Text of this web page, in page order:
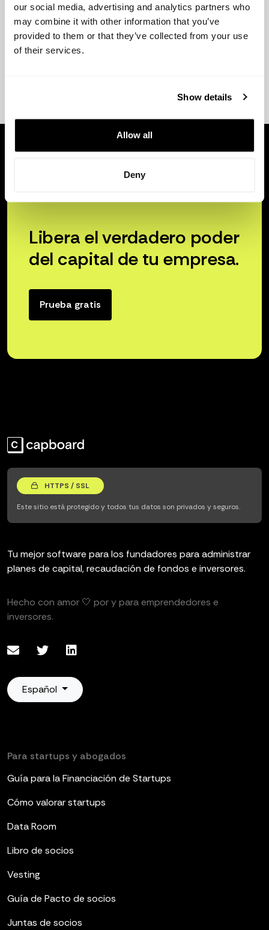
our social media, advertising and analytics partners who
may combine it with other information that you’ve
provided to them or that they’ve collected from your use
of their services.
Show details
Allow all
Deny
Libera el verdadero poder
del capital de tu empresa.
Prueba gratis
HTTPS / SSL
Este sitio está protegido y todos tus datos son privados y seguros.
Tu mejor software para los fundadores para administrar
planes de capital, recaudación de fondos e inversores.
Hecho con amor 🤍 por y para emprendedores e
inversores.
Español
Para startups y abogados
Guía para la Financiación de Startups
Cómo valorar startups
Data Room
Libro de socios
Vesting
Guía de Pacto de socios
Juntas de socios